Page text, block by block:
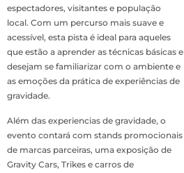
espectadores, visitantes e população
local. Com um percurso mais suave e
acessível, esta pista é ideal para aqueles
que estão a aprender as técnicas básicas e
desejam se familiarizar com o ambiente e
as emoções da prática de experiências de
gravidade.
Além das experiencias de gravidade, o
evento contará com stands promocionais
de marcas parceiras, uma exposição de
Gravity Cars, Trikes e carros de